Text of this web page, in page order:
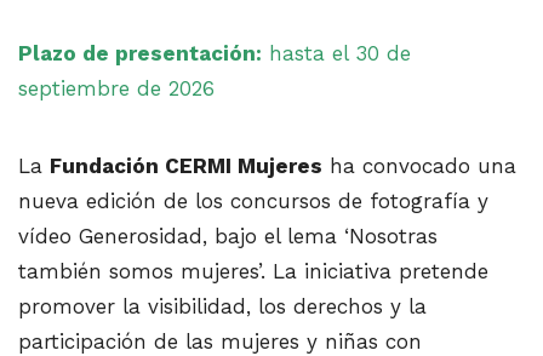
Plazo de presentación: hasta el 30 de
septiembre de 2026
La Fundación CERMI Mujeres ha convocado una
nueva edición de los concursos de fotografía y
vídeo Generosidad, bajo el lema ‘Nosotras
también somos mujeres’. La iniciativa pretende
promover la visibilidad, los derechos y la
participación de las mujeres y niñas con